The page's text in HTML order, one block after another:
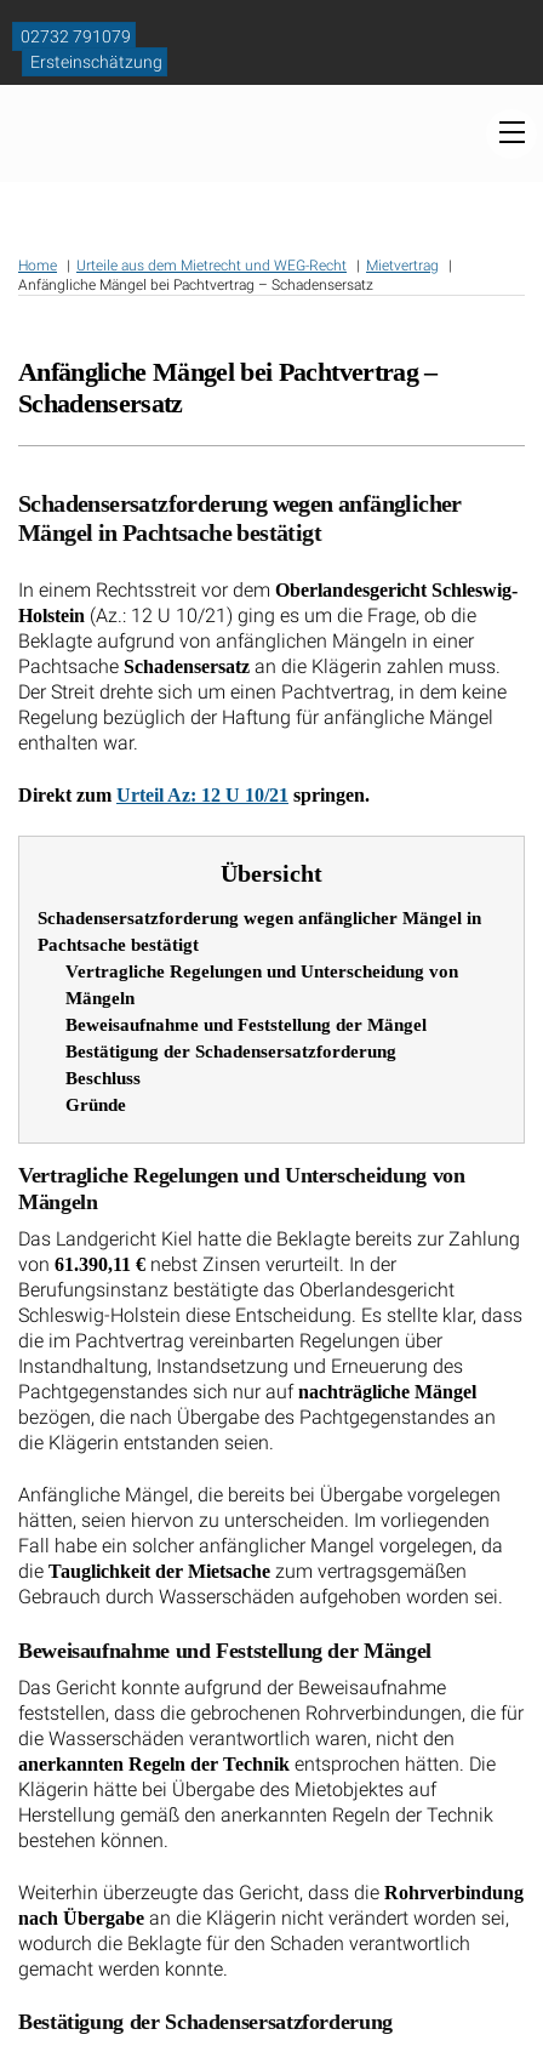
content
02732 791079
Ersteinschätzung
Home Urteile aus dem Mietrecht und WEG-Recht
Mietvertrag
Anfängliche Mängel bei Pachtvertrag – Schadensersatz
Anfängliche Mängel bei Pachtvertrag –
Schadensersatz
Schadensersatzforderung wegen anfänglicher
Mängel in Pachtsache bestätigt
In einem Rechtsstreit vor dem Oberlandesgericht Schleswig-
Holstein (Az.: 12 U 10/21) ging es um die Frage, ob die
Beklagte aufgrund von anfänglichen Mängeln in einer
Pachtsache Schadensersatz an die Klägerin zahlen muss.
Der Streit drehte sich um einen Pachtvertrag, in dem keine
Regelung bezüglich der Haftung für anfängliche Mängel
enthalten war.
Direkt zum Urteil Az: 12 U 10/21 springen.
Übersicht
Schadensersatzforderung wegen anfänglicher Mängel in
Pachtsache bestätigt
Vertragliche Regelungen und Unterscheidung von
Mängeln
Beweisaufnahme und Feststellung der Mängel
Bestätigung der Schadensersatzforderung
Beschluss
Gründe
Vertragliche Regelungen und Unterscheidung von
Mängeln
Das Landgericht Kiel hatte die Beklagte bereits zur Zahlung
von 61.390,11 € nebst Zinsen verurteilt. In der
Berufungsinstanz bestätigte das Oberlandesgericht
Schleswig-Holstein diese Entscheidung. Es stellte klar, dass
die im Pachtvertrag vereinbarten Regelungen über
Instandhaltung, Instandsetzung und Erneuerung des
Pachtgegenstandes sich nur aufnachträgliche Mängel
bezögen, die nach Übergabe des Pachtgegenstandes an
die Klägerin entstanden seien.
Anfängliche Mängel, die bereits bei Übergabe vorgelegen
hätten, seien hiervon zu unterscheiden. Im vorliegenden
Fall habe ein solcher anfänglicher Mangel vorgelegen, da
die Tauglichkeit der Mietsache zum vertragsgemäßen
Gebrauch durch Wasserschäden aufgehoben worden sei.
Beweisaufnahme und Feststellung der Mängel
Das Gericht konnte aufgrund der Beweisaufnahme
feststellen, dass die gebrochenen Rohrverbindungen, die für
die Wasserschäden verantwortlich waren, nicht den
anerkannten Regeln der Technik entsprochen hätten. Die
Klägerin hätte bei Übergabe des Mietobjektes auf
Herstellung gemäß den anerkannten Regeln der Technik
bestehen können.
Weiterhin überzeugte das Gericht, dass die Rohrverbindung
nach Übergabe an die Klägerin nicht verändert worden sei,
wodurch die Beklagte für den Schaden verantwortlich
gemacht werden konnte.
Bestätigung der Schadensersatzforderung